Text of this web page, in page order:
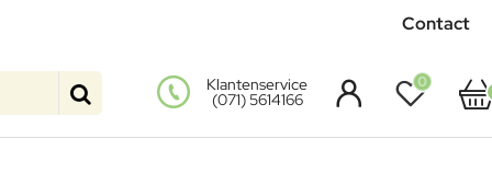
Contact
Klantenservice
(071) 5614166
0